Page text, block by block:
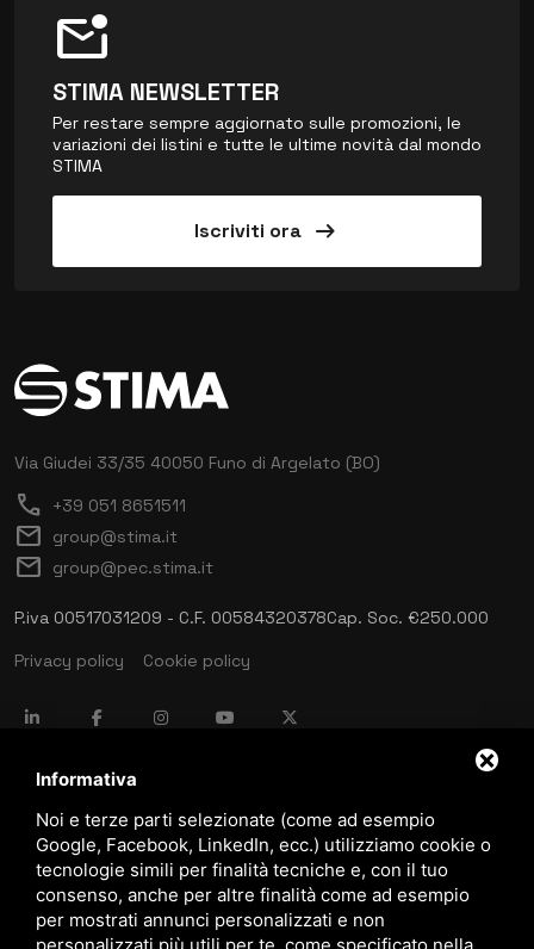
mark_email_unread
STIMA NEWSLETTER
Per restare sempre aggiornato sulle promozioni, le
variazioni dei listini e tutte le ultime novità dal mondo
STIMA
Iscriviti ora arrow_right_alt
Via Giudei 33/35 40050 Funo di Argelato (BO)
call +39 051 8651511
mail group@stima.it
mail group@pec.stima.it
P.iva 00517031209 - C.F. 00584320378Cap. Soc. €250.000
Privacy policy
Cookie policy
language ITALIANO
download Catalogo Stima
download Politica qualità e sicurezza
Informativa
Noi e terze parti selezionate (come ad esempio
Google, Facebook, LinkedIn, ecc.) utilizziamo cookie o
tecnologie simili per finalità tecniche e, con il tuo
consenso, anche per altre finalità come ad esempio
per mostrati annunci personalizzati e non